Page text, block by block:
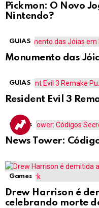
Pickmon: O Novo
Nintendo?
GUIAS
Monumento das
GUIAS
Resident Evil 3
Cheats
News Tower:
Games
Drew Harrison é
celebrando morte